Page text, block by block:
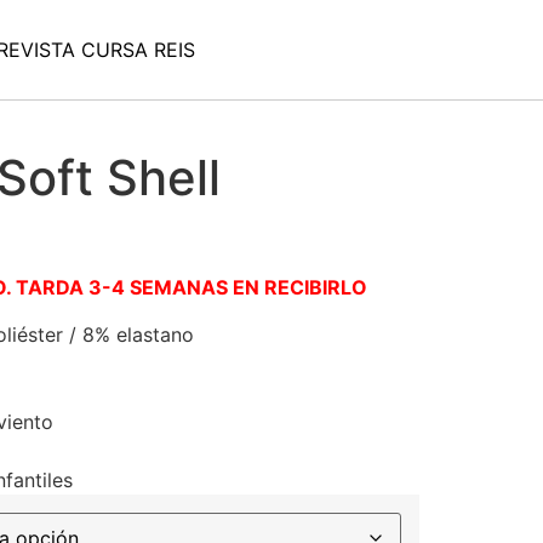
CURSA REIS
Shell
TARDA 3-4 SEMANAS EN RECIBIRLO
/ 8% elastano